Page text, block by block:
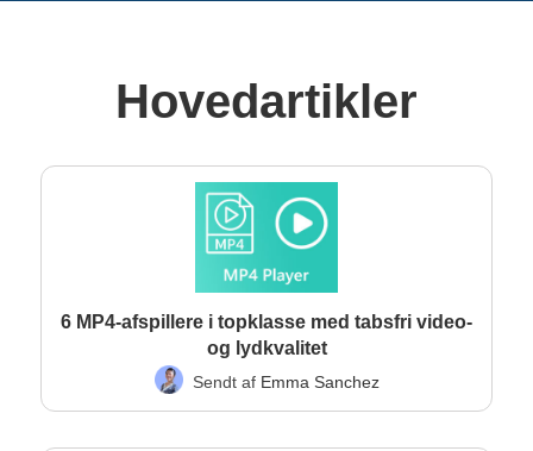
Hovedartikler
6 MP4-afspillere i topklasse med tabsfri video-
og lydkvalitet
Sendt af Emma Sanchez